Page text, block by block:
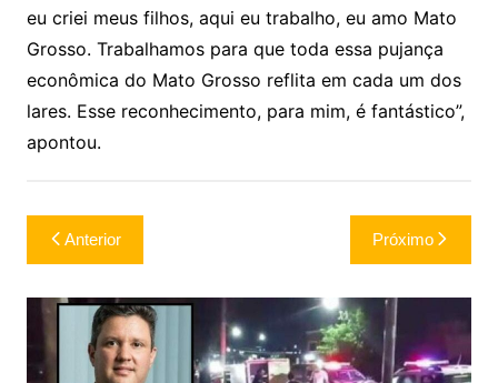
eu criei meus filhos, aqui eu trabalho, eu amo Mato
Grosso. Trabalhamos para que toda essa pujança
econômica do Mato Grosso reflita em cada um dos
lares. Esse reconhecimento, para mim, é fantástico”,
apontou.
Navegação
de
Post
Anterior Próximo